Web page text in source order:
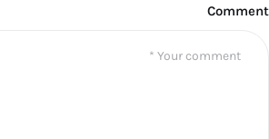
Comment